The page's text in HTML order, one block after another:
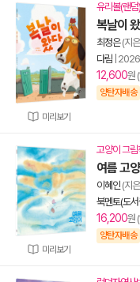
미리보기
유리볼(랜덤)
복날이
최정은(지은
다림
12,600원
양탄자배송
미리보기
고양이 그
여름 고
이혜인 (지
북멘토(도
16,200원
양탄자배송